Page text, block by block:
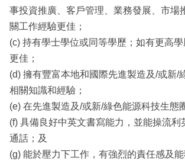
事投資推廣、客戶管理、業務發展、市場
關工作經驗更佳；
(c) 持有學士學位或同等學歷；如有更高
更佳；
(d) 擁有豐富本地和國際先進製造及/或新/
相關知識和經驗；
(e) 在先進製造及/或新/綠色能源科技生態
(f) 具備良好中英文書寫能力，並能操流利
通話；及
(g) 能於壓力下工作，有強烈的責任感及能